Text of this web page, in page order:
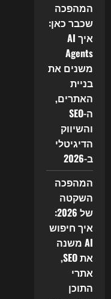
המהפכה
שכבר כאן:
איך AI
Agents
משנים את
בניית
האתרים,
ה-SEO
והשיווק
הדיגיטלי
ב-2026
המהפכה
השקטה
של 2026:
איך חיפוש
AI משנה
את SEO,
אתרי
התוכן